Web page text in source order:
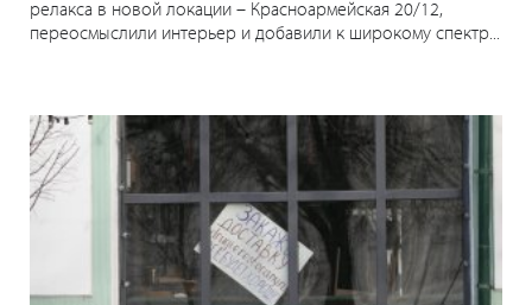
релакса в новой локации – Красноармейская 20/12,
переосмыслили интерьер и добавили к широкому спектр...